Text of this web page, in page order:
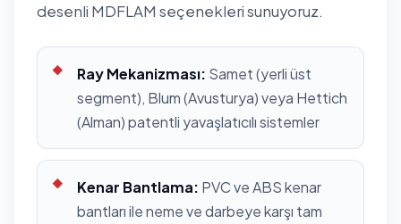
desenli MDFLAM seçenekleri sunuyoruz.
Ray Mekanizması: Samet (yerli üst
segment), Blum (Avusturya) veya Hettich
(Alman) patentli yavaşlatıcılı sistemler
Kenar Bantlama: PVC ve ABS kenar
bantları ile neme ve darbeye karşı tam